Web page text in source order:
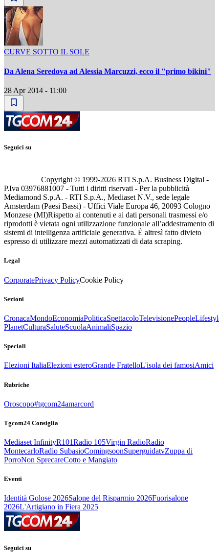
CURVE SOTTO IL SOLE
Da Alena Seredova ad Alessia Marcuzzi, ecco il "primo bikini"
28 Apr 2014 - 11:00
Seguici su
Copyright © 1999-2026 RTI S.p.A. Business Digital -
P.Iva 03976881007 - Tutti i diritti riservati - Per la pubblicità
Mediamond S.p.A. - RTI S.p.A., Mediaset N.V., sede legale
Amsterdam (Paesi Bassi) - Uffici Viale Europa 46, 20093 Cologno
Monzese (MI)Rispetto ai contenuti e ai dati personali trasmessi e/o
riprodotti è vietata ogni utilizzazione funzionale all’addestramento di
sistemi di intelligenza artificiale generativa. È altresì fatto divieto
espresso di utilizzare mezzi automatizzati di data scraping.
Legal
CorporatePrivacy PolicyCookie Policy
Sezioni
CronacaMondoEconomiaPoliticaSpettacoloTelevisionePeople
PlanetCulturaSaluteScuolaAnimaliSpazio
Speciali
Elezioni ItaliaElezioni esteroGrande FratelloL'isola dei famosiAmici
Rubriche
Oroscopo#tgcom24amarcord
Tgcom24 Consiglia
Mediaset InfinityR101Radio 105Virgin RadioRadio
MontecarloRadio SubasioComingsoonSuperguidatvZuppa di
PorroNon SprecareCotto e Mangiato
Eventi
Identità Golose 2026Salone del Risparmio 2026Fuorisalone
2026L'Artigiano in Fiera 2025
Seguici su